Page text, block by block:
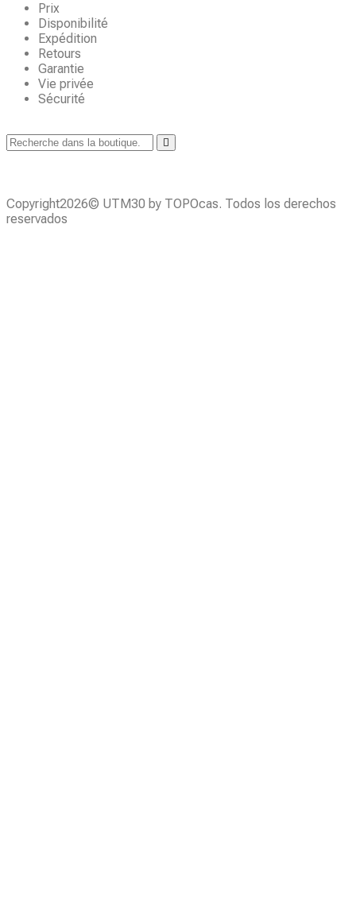
Prix
Disponibilité
Expédition
Retours
Garantie
Vie privée
Sécurité
Copyright2026© UTM30 by TOPOcas. Todos los derechos
reservados